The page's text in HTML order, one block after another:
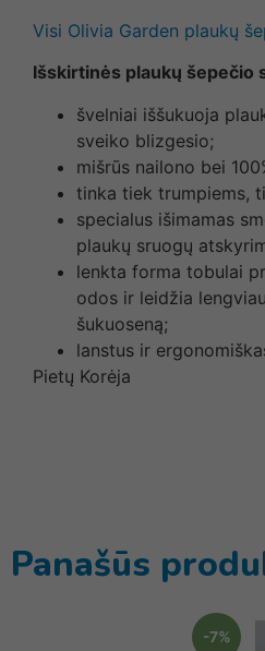
Visi Olivia Garden plaukų
Išskirtinės plaukų šepečio
švelniai iššukuoja
sveiko blizgesio;
mišrūs nailono bei
tinka tiek trumpiems,
specialus išimamas
plaukų sruogų
lenkta forma tobulai
odos ir leidžia
šukuoseną;
lanstus ir
Pietų Korėja
Panašūs
-7%